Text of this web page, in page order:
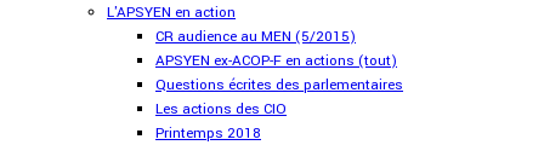
L'APSYEN en action
CR audience au MEN (5/2015)
APSYEN ex-ACOP-F en actions (tout)
Questions écrites des parlementaires
Les actions des CIO
Printemps 2018